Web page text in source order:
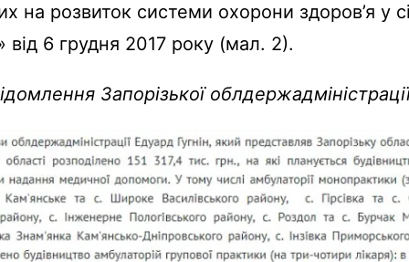
на розвиток системи охорони здоров’я у
від 6 грудня 2017 року (мал. 2).
Запорізької